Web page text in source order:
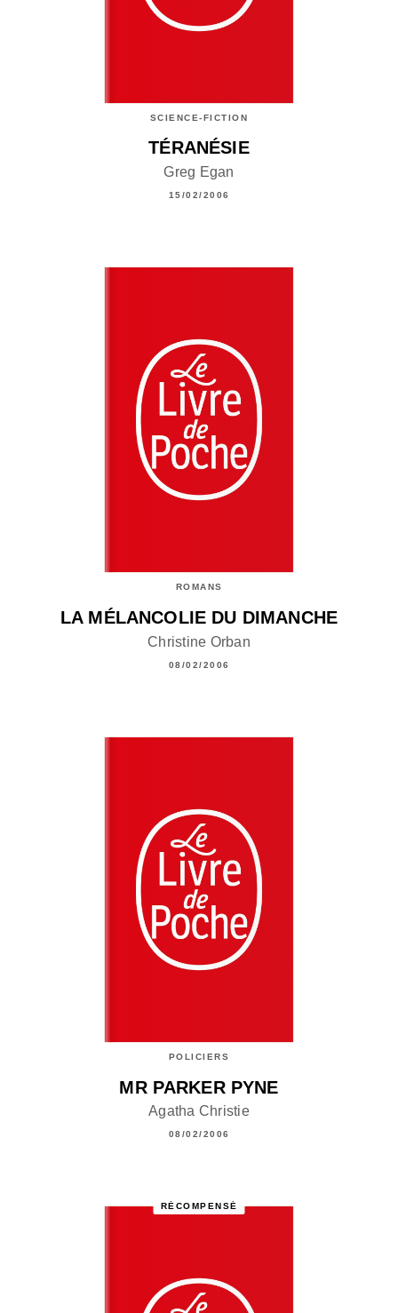
SCIENCE-FICTION
TÉRANÉSIE
Greg Egan
15/02/2006
ROMANS
LA MÉLANCOLIE DU DIMANCHE
Christine Orban
08/02/2006
POLICIERS
MR PARKER PYNE
Agatha Christie
08/02/2006
RÉCOMPENSÉ